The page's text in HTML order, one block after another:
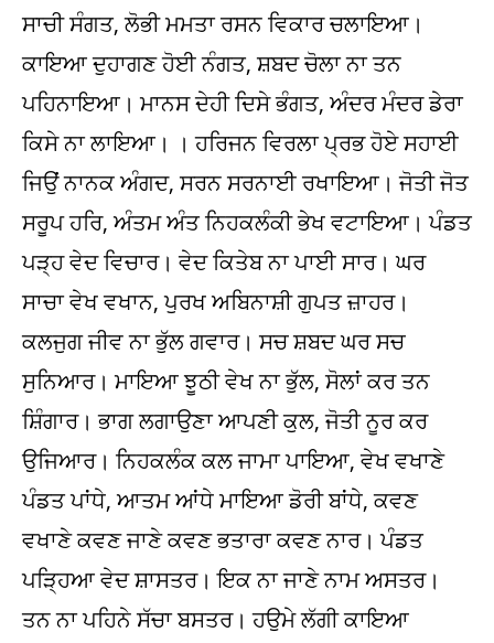
ਸਾਚੀ ਸੰਗਤ, ਲੋਭੀ ਮਮਤਾ ਰਸਨ ਵਿਕਾਰ ਚਲਾਇਆ।
ਕਾਇਆ ਦੁਹਾਗਣ ਹੋਈ ਨੰਗਤ, ਸ਼ਬਦ ਚੋਲਾ ਨਾ ਤਨ
ਪਹਿਨਾਇਆ। ਮਾਨਸ ਦੇਹੀ ਦਿਸੇ ਭੰਗਤ, ਅੰਦਰ ਮੰਦਰ ਡੇਰਾ
ਕਿਸੇ ਨਾ ਲਾਇਆ। । ਹਰਿਜਨ ਵਿਰਲਾ ਪ੍ਰਭ ਹੋਏ ਸਹਾਈ
ਜਿਉਂ ਨਾਨਕ ਅੰਗਦ, ਸਰਨ ਸਰਨਾਈ ਰਖਾਇਆ। ਜੋਤੀ ਜੋਤ
ਸਰੂਪ ਹਰਿ, ਅੰਤਮ ਅੰਤ ਨਿਹਕਲੰਕੀ ਭੇਖ ਵਟਾਇਆ। ਪੰਡਤ
ਪੜ੍ਹ ਵੇਦ ਵਿਚਾਰ। ਵੇਦ ਕਿਤੇਬ ਨਾ ਪਾਈ ਸਾਰ। ਘਰ
ਸਾਚਾ ਵੇਖ ਵਖਾਨ, ਪੁਰਖ ਅਬਿਨਾਸ਼ੀ ਗੁਪਤ ਜ਼ਾਹਰ।
ਕਲਜੁਗ ਜੀਵ ਨਾ ਭੁੱਲ ਗਵਾਰ। ਸਚ ਸ਼ਬਦ ਘਰ ਸਚ
ਸੁਨਿਆਰ। ਮਾਇਆ ਝੂਠੀ ਵੇਖ ਨਾ ਭੁੱਲ, ਸੋਲਾਂ ਕਰ ਤਨ
ਸ਼ਿੰਗਾਰ। ਭਾਗ ਲਗਾਉਣਾ ਆਪਣੀ ਕੁਲ, ਜੋਤੀ ਨੂਰ ਕਰ
ਉਜਿਆਰ। ਨਿਹਕਲੰਕ ਕਲ ਜਾਮਾ ਪਾਇਆ, ਵੇਖ ਵਖਾਣੇ
ਪੰਡਤ ਪਾਂਧੇ, ਆਤਮ ਆਂਧੇ ਮਾਇਆ ਡੋਰੀ ਬਾਂਧੇ, ਕਵਣ
ਵਖਾਣੇ ਕਵਣ ਜਾਣੇ ਕਵਣ ਭਤਾਰਾ ਕਵਣ ਨਾਰ। ਪੰਡਤ
ਪੜ੍ਹਿਆ ਵੇਦ ਸ਼ਾਸਤਰ। ਇਕ ਨਾ ਜਾਣੇ ਨਾਮ ਅਸਤਰ।
ਤਨ ਨਾ ਪਹਿਨੇ ਸੱਚਾ ਬਸਤਰ। ਹਉਮੇ ਲੱਗੀ ਕਾਇਆ